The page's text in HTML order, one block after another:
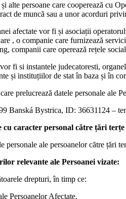
alte persoane care cooperează cu
de muncă sau a unor acorduri
afectate vor fi și asociații
, o companie care furnizează
companii care operează rețele
fi si instantele judecatoresti,
și instituțiilor de stat în baza și în
prelucrează datele personale ale
Banská Bystrica, ID: 36631124 –
caracter personal către țări terțe
personale ale persoanelor către țări
relevante ale Persoanei vizate:
drepturi, în timp ce:
Persoanelor Afectate.